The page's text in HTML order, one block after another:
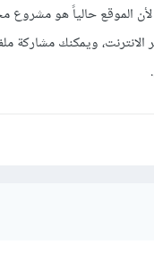
الموقع حالياً هو مشروع
ويمكنك مشاركة